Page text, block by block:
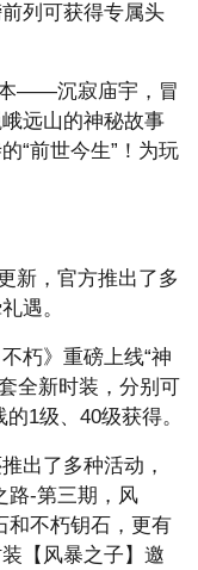
列可获得专属头
本——沉寂庙宇，冒
远山的神秘故事
“前世今生”！为玩
新，官方推出了多
遇。
朽》重磅上线“神
全新时装，分别可
1级、40级获得。
出了多种活动，
路-第三期，风
和不朽钥石，更有
【风暴之子】邀